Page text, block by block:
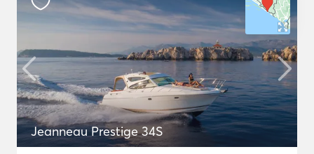
Jeanneau Prestige 34S